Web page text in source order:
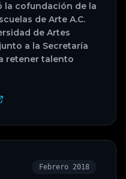
la cofundación de la
de Arte A.C.
de Artes
a la Secretaría
retener talento
Febrero 2018